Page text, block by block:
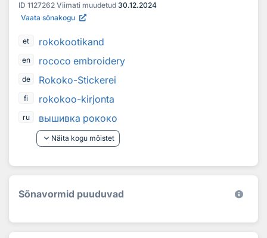
ID 1127262 Viimati muudetud 30.12.2024
Vaata sõnakogu
et rokokootikand
en rococo embroidery
de Rokoko-Stickerei
fi rokokoo-kirjonta
ru
вышивка рококо
keyboard_arrow_down Näita kogu mõistet
Sõnavormid puuduvad